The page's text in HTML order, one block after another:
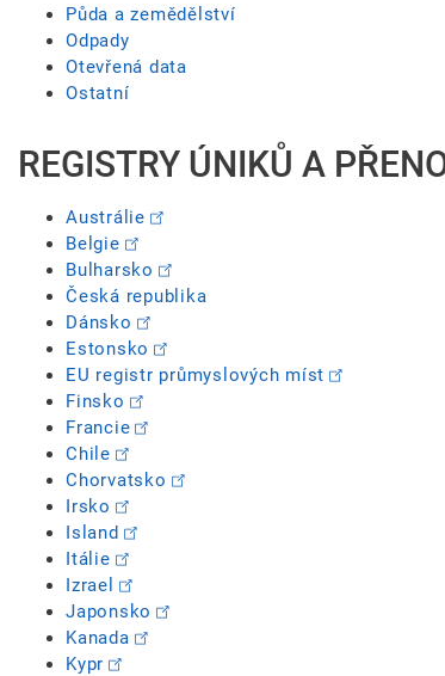
Půda a zemědělství
Odpady
Otevřená data
Ostatní
REGISTRY ÚNIKŮ A
Austrálie
Belgie
Bulharsko
Česká republika
Dánsko
Estonsko
EU registr průmyslových míst
Finsko
Francie
Chile
Chorvatsko
Irsko
Island
Itálie
Izrael
Japonsko
Kanada
Kypr